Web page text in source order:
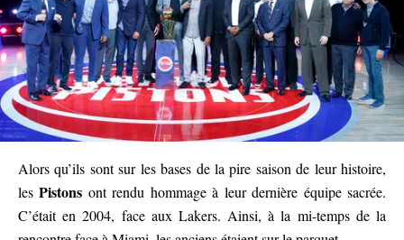
Alors qu’ils sont sur les bases de la pire saison de leur histoire,
lesPistons ont rendu hommage à leur dernière équipe sacrée.
C’était en 2004, face aux Lakers. Ainsi, à la mi-temps de la